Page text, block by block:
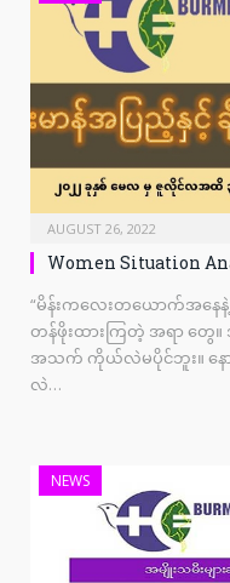
AUGUST 26, 2022
Women Situation
“မိန်းကလေးတယောက်အနေနဲ့
တန်ဖိုးထားကြတဲ့ အရာ တွ
အသက် ကိုယ်လဲမပိုင်ဘူး။ နေ
လဲ…
NEWS